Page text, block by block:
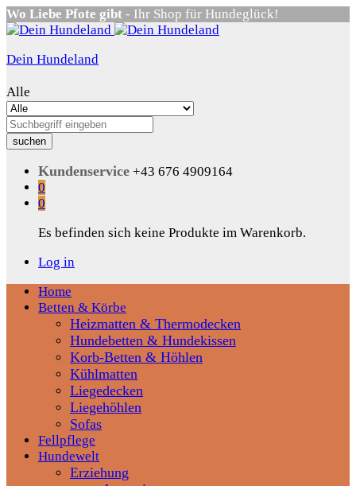
Wo Liebe Pfote gibt - Ihr Shop für Hundeglück!
Dein Hundeland
Alle
suchen
Kundenservice +43 676 4909164
0
0
Es befinden sich keine Produkte im Warenkorb.
Log in
Home
Betten & Körbe
Heizmatten & Thermodecken
Hundebetten & Hundekissen
Korb-Betten & Höhlen
Kühlmatten
Liegedecken
Liegehöhlen
Sofas
Fellpflege
Hundewelt
Erziehung